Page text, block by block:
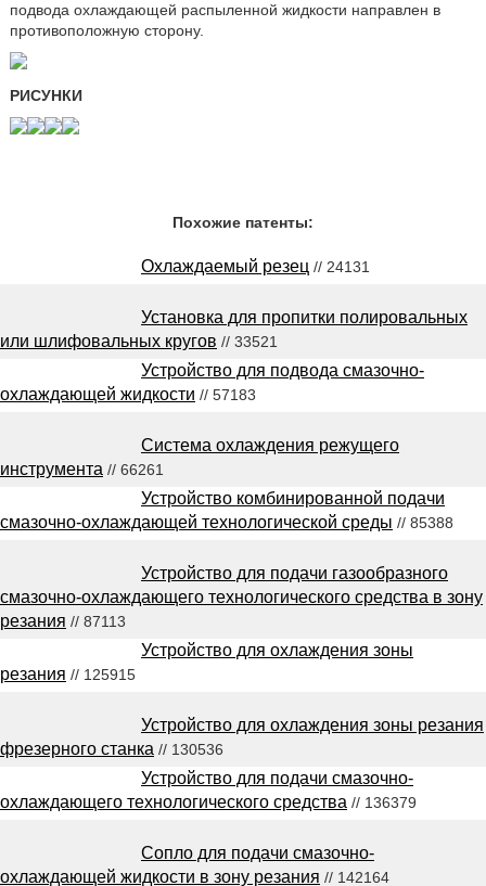
подвода охлаждающей распыленной жидкости направлен в
противоположную сторону.
РИСУНКИ
Похожие патенты:
Охлаждаемый резец // 24131
Установка для пропитки полировальных
или шлифовальных кругов // 33521
Устройство для подвода смазочно-
охлаждающей жидкости // 57183
Система охлаждения режущего
инструмента // 66261
Устройство комбинированной подачи
смазочно-охлаждающей технологической среды // 85388
Устройство для подачи газообразного
смазочно-охлаждающего технологического средства в зону
резания // 87113
Устройство для охлаждения зоны
резания // 125915
Устройство для охлаждения зоны резания
фрезерного станка // 130536
Устройство для подачи смазочно-
охлаждающего технологического средства // 136379
Сопло для подачи смазочно-
охлаждающей жидкости в зону резания // 142164